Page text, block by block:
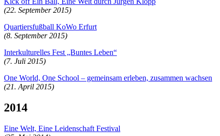
(22. September 2015)
Quartiersfußball KoWo Erfurt
(8. September 2015)
Interkulturelles Fest „Buntes Leben“
(7. Juli 2015)
One World, One School – gemeinsam erleben, zusammen wachsen
(21. April 2015)
2014
Eine Welt, Eine Leidenschaft Festival